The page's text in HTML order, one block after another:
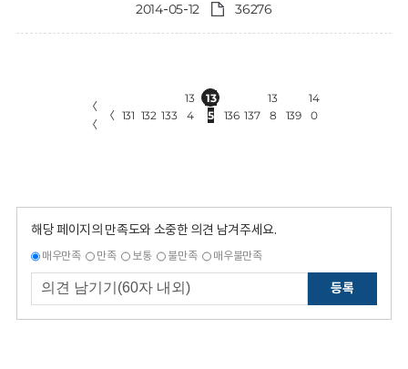
2014-05-12 36276
〈
〈
〈 131 132 133
13
4
13
5
136 137
13
8
139
14
0
해당 페이지의 만족도와 소중한 의견 남겨주세요.
매우만족 만족 보통 불만족 매우불만족
등록